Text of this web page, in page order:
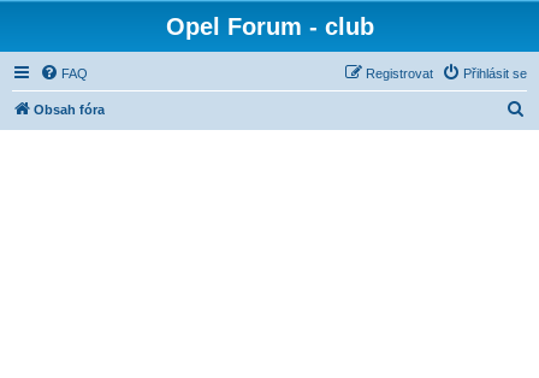
Opel Forum - club
FAQ Přihlásit se
Registrovat
Obsah fóra